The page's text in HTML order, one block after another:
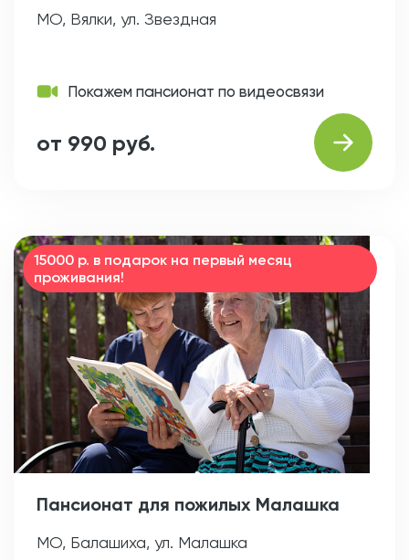
МО, Вялки, ул. Звездная
Покажем пансионат по видеосвязи
от 990 руб.
15000 р. в подарок на первый месяц
проживания!
Пансионат для пожилых Малашка
МО, Балашиха, ул. Малашка